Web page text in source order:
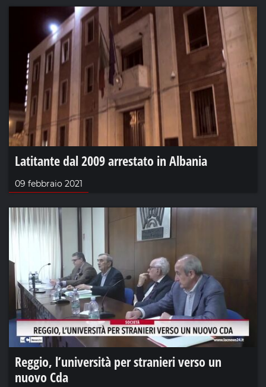
Latitante dal 2009 arrestato in Albania
09 febbraio 2021
Reggio, l’università per stranieri verso un
nuovo Cda